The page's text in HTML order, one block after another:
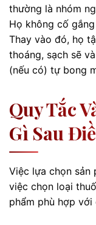
thường là nhóm
Họ không cố
Thay vào đó, họ
thoáng, sạch sẽ
(nếu có) tự bong
Quy Tắc
Gì Sau
Việc lựa chọn sản
việc chọn loại
phẩm phù hợp